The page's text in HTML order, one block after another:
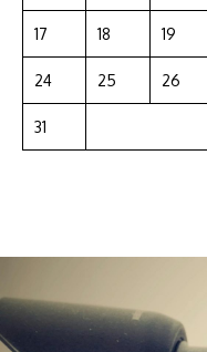
17 18 19
24 25 26
31